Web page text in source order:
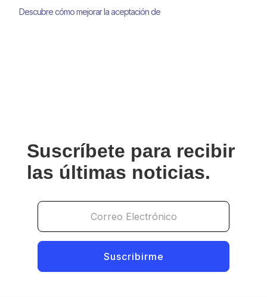
Descubre cómo mejorar la aceptación de
Suscríbete para recibir
las últimas noticias.